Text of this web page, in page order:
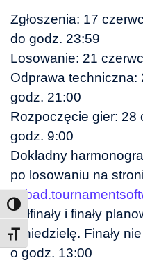
Toggle Font size
Zgłoszenia: 17
do godz. 23:59
Losowanie: 21
Odprawa techniczna:
godz. 21:00
Rozpoczęcie gier: 28
godz. 9:00
Dokładny
po losowaniu na
Półfinały i finały
w niedzielę. Finały
o godz. 13:00